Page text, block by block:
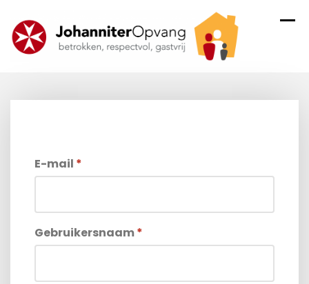
content
E-mail *
Gebruikersnaam*